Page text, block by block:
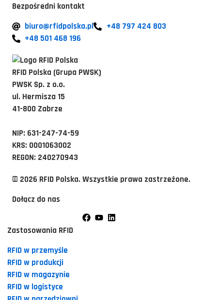
Bezpośredni kontakt
biuro@rfidpolska.pl
+48 797 424 803
+48 501 468 196
RFID Polska (Grupa PWSK)
PWSK Sp. z o.o.
ul. Hermisza 15
41-800 Zabrze
NIP: 631-247-74-59
KRS: 0001063002
REGON: 240270943
© 2026 RFID Polska. Wszystkie prawa zastrzeżone.
Dołącz do nas
Zastosowania RFID
RFID w przemyśle
RFID w produkcji
RFID w magazynie
RFID w logistyce